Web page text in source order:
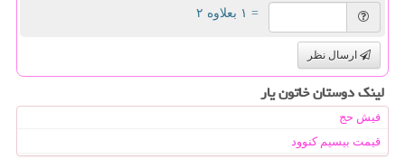
= ۱ بعلاوه ۲
ارسال نظر
لینک دوستان خاتون یار
فیش حج
قیمت بیسیم کنوود